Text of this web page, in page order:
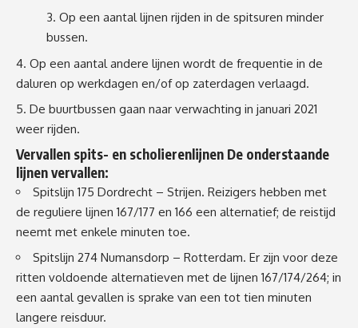
Op een aantal lijnen rijden in de spitsuren minder
bussen.
Op een aantal andere lijnen wordt de frequentie in de
daluren op werkdagen en/of op zaterdagen verlaagd.
De buurtbussen gaan naar verwachting in januari 2021
weer rijden.
Vervallen spits- en scholierenlijnen De onderstaande
lijnen vervallen:
Spitslijn 175 Dordrecht – Strijen. Reizigers hebben met
de reguliere lijnen 167/177 en 166 een alternatief; de reistijd
neemt met enkele minuten toe.
Spitslijn 274 Numansdorp – Rotterdam. Er zijn voor deze
ritten voldoende alternatieven met de lijnen 167/174/264; in
een aantal gevallen is sprake van een tot tien minuten
langere reisduur.